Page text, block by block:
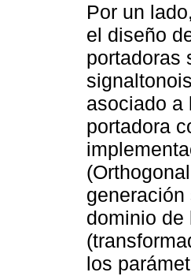
Por un
el diseño
portadoras
asociado a
portadora
dominio de
los